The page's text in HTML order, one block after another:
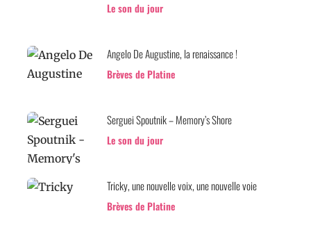
Le son du jour
Angelo De Augustine, la renaissance !
Brèves de Platine
Serguei Spoutnik – Memory’s Shore
Le son du jour
Tricky, une nouvelle voix, une nouvelle voie
Brèves de Platine